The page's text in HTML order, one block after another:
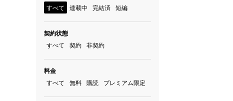
すべて
連載中 完結済 短編
契約状態
すべて
契約 非契約
料金
すべて
無料 購読 プレミアム限定